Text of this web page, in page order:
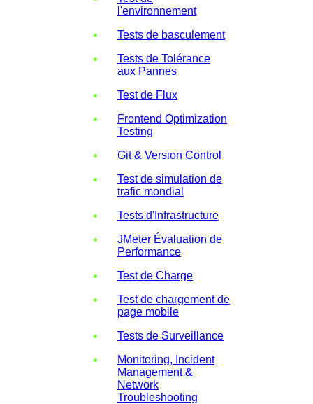
l'environnement
Tests de basculement
Tests de Tolérance
aux Pannes
Test de Flux
Frontend Optimization
Testing
Git & Version Control
Test de simulation de
trafic mondial
Tests d'Infrastructure
JMeter Évaluation de
Performance
Test de Charge
Test de chargement de
page mobile
Tests de Surveillance
Monitoring, Incident
Management &
Network
Troubleshooting